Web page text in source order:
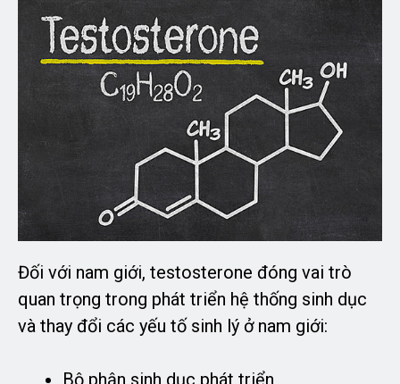
Đối với nam giới, testosterone đóng vai trò
quan trọng trong phát triển hệ thống sinh dục
và thay đổi các yếu tố sinh lý ở nam giới: